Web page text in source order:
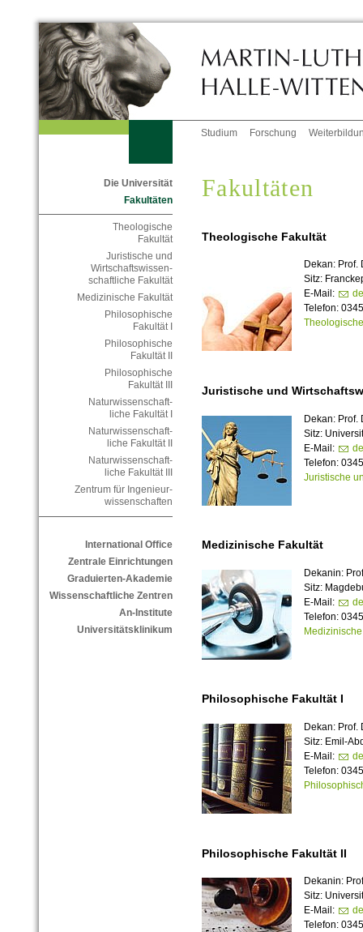
Studium Forschung
Die Universität
Fakultäten
Theologische
Fakultät
Juristische und
Wirtschaftswissen-
schaftliche Fakultät
Medizinische Fakultät
Philosophische
Fakultät I
Philosophische
Fakultät II
Philosophische
Fakultät III
Naturwissenschaft-
liche Fakultät I
Naturwissenschaft-
liche Fakultät II
Naturwissenschaft-
liche Fakultät III
Zentrum für Ingenieur-
wissenschaften
International Office
Zentrale Einrichtungen
Graduierten-Akademie
Wissenschaftliche Zentren
An-Institute
Universitätsklinikum
Fakultäten
Theologische Fakultät
Dekan: Prof.
Sitz:
E-Mail:
Telefon:
Juristische und
Dekan: Prof.
Sitz:
E-Mail:
Telefon:
Juristische
Medizinische Fakultät
Dekanin:
Sitz:
E-Mail:
Telefon:
Philosophische Fakultät I
Dekan: Prof.
Sitz: Emil-
E-Mail:
Telefon:
Philosophische Fakultät II
Dekanin:
Sitz:
E-Mail:
Telefon: